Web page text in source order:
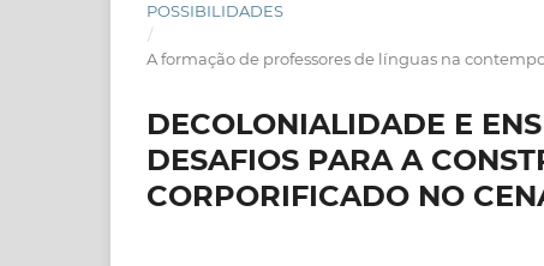
POSSIBILIDADES
/
A formação de professores de línguas na
DECOLONIALIDADE E
DESAFIOS PARA A
CORPORIFICADO NO